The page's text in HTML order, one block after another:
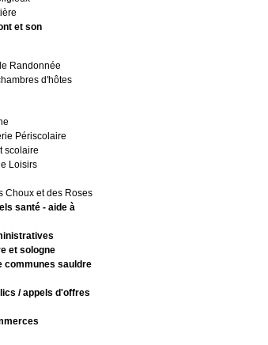
et son
Randonnée
d'hôtes
Périscolaire
scolaire
Loisirs
Choux et des Roses
santé - aide à
et sologne
communes sauldre
/ appels d'offres